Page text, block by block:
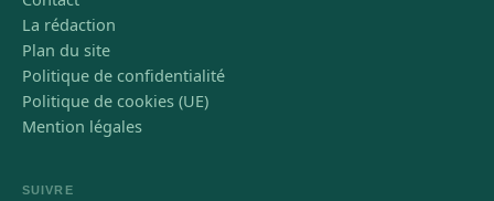
La rédaction
Plan du site
Politique de confidentialité
Politique de cookies (UE)
Mention légales
SUIVRE